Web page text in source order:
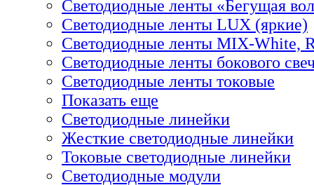
Светодиодные ленты «Бегущая
Светодиодные ленты LUX (яркие)
Светодиодные ленты MIX-White,
Светодиодные ленты бокового
Светодиодные ленты токовые
Показать еще
Светодиодные линейки
Жесткие светодиодные линейки
Токовые светодиодные линейки
Светодиодные модули